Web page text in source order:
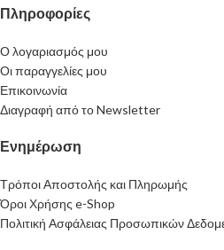
Πληροφορίες
Ο λογαριασμός μου
Οι παραγγελίες μου
Επικοινωνία
Διαγραφή από το Newsletter
Ενημέρωση
Τρόποι Αποστολής και Πληρωμής
Όροι Χρήσης e-Shop
Πολιτική Ασφάλειας Προσωπικών